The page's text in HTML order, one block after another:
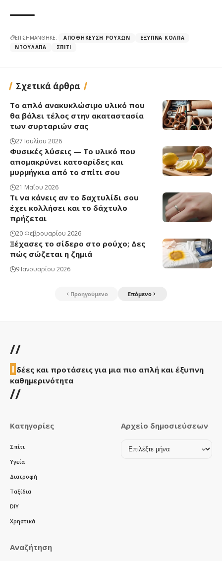
ΕΠΙΣΗΜΑΝΘΗΚΕ: ΑΠΟΘΉΚΕΥΣΗ ΡΟΎΧΩΝ
ΈΞΥΠΝΑ ΚΌΛΠΑ
ΝΤΟΥΛΆΠΑ
ΣΠΊΤΙ
Σχετικά άρθρα
Το απλό ανακυκλώσιμο υλικό που
θα βάλει τέλος στην ακαταστασία
των συρταριών σας
27 Ιουλίου 2026
Φυσικές λύσεις — Το υλικό που
απομακρύνει κατσαρίδες και
μυρμήγκια από το σπίτι σου
21 Μαΐου 2026
Τι να κάνεις αν το δαχτυλίδι σου
έχει κολλήσει και το δάχτυλο
πρήζεται
20 Φεβρουαρίου 2026
Ξέχασες το σίδερο στο ρούχο; Δες
πώς σώζεται η ζημιά
9 Ιανουαρίου 2026
Προηγούμενο Επόμενο
//
Ι δέες και προτάσεις για μια πιο απλή και έξυπνη
καθημερινότητα
//
Κατηγορίες
Σπίτι
Υγεία
Διατροφή
Ταξίδια
DIY
Χρηστικά
Αρχείο δημοσιεύσεων
Αρχείο
Αναζήτηση